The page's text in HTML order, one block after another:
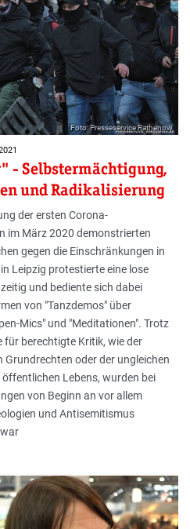
Foto: Presseservice Rathenow
- Selbstermächtigung,
und Radikalisierung
der ersten Corona-
im März 2020 demonstrierten
gegen die Einschränkungen in
Leipzig protestierte eine lose
und bediente sich dabei
von "Tanzdemos" über
Mics" und "Meditationen". Trotz
für berechtigte Kritik, wie der
Grundrechten oder der ungleichen
Lebens, wurden bei
von Beginn an vor allem
und Antisemitismus